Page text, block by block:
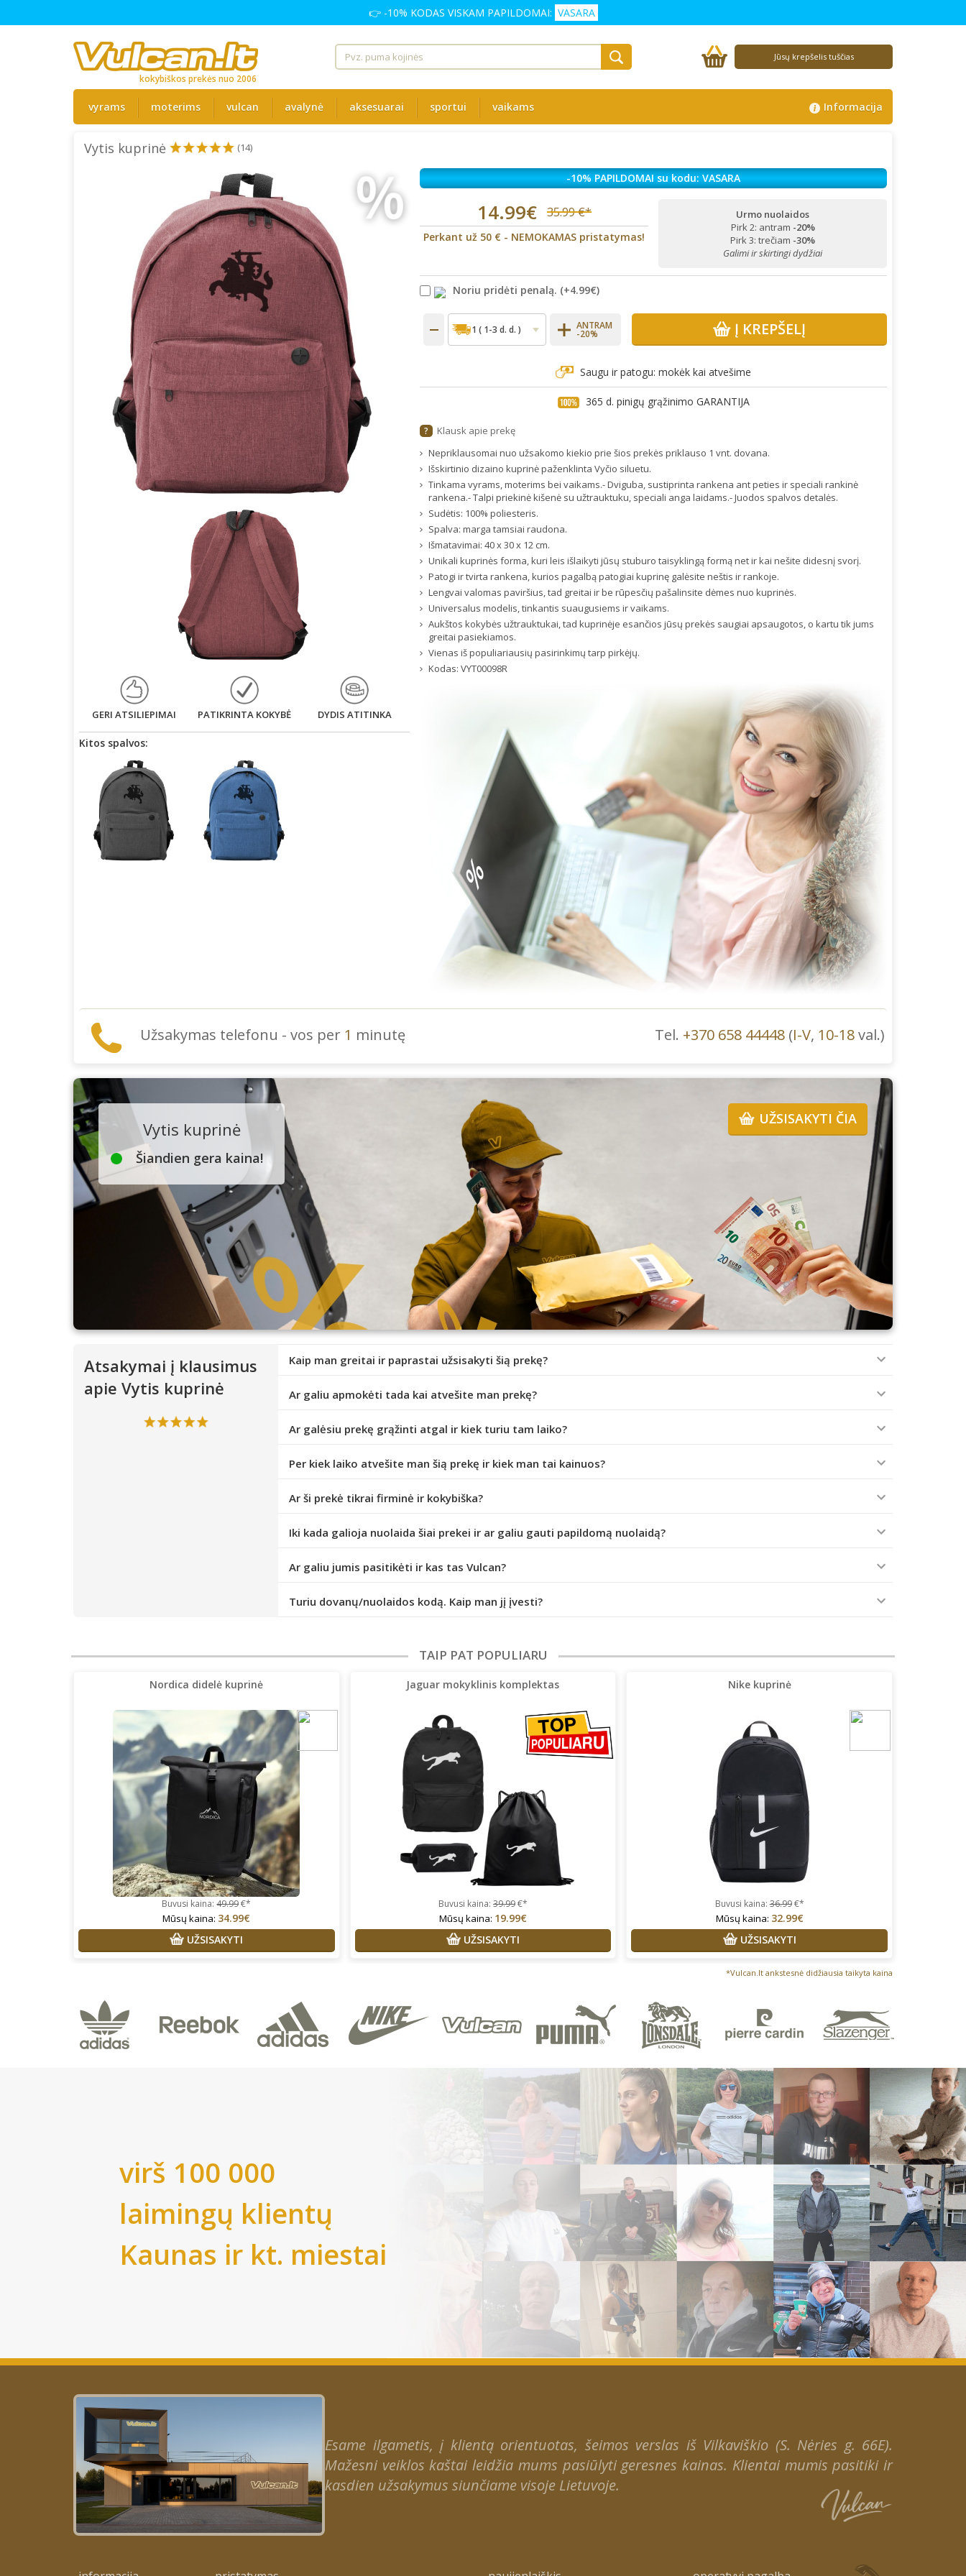
👉 -10% KODAS VISKAM PAPILDOMAI: VASARA
kokybiškos prekės nuo 2006
Jūsų krepšelis tuščias
vyrams moterims vulcan avalynė aksesuarai sportui vaikams Informacija
Vytis kuprinė (14)
%
GERI ATSILIEPIMAI PATIKRINTA KOKYBĖ DYDIS ATITINKA
Kitos spalvos:
-10% PAPILDOMAI su kodu: VASARA
14.99€ 35.99 €*
Perkant už 50 € - NEMOKAMAS pristatymas!
Urmo nuolaidos
Pirk 2: antram -20%
Pirk 3: trečiam -30%
Galimi ir skirtingi dydžiai
Noriu pridėti penalą. (+4.99€)
ANTRAM
-20% Į KREPŠELĮ
Saugu ir patogu: mokėk kai atvešime
365 d. pinigų grąžinimo GARANTIJA
?
Klausk apie prekę
Nepriklausomai nuo užsakomo kiekio prie šios prekės priklauso 1 vnt. dovana.
Išskirtinio dizaino kuprinė paženklinta Vyčio siluetu.
Tinkama vyrams, moterims bei vaikams.- Dviguba, sustiprinta rankena ant peties ir speciali rankinė
rankena.- Talpi priekinė kišenė su užtrauktuku, speciali anga laidams.- Juodos spalvos detalės.
Sudėtis: 100% poliesteris.
Spalva: marga tamsiai raudona.
Išmatavimai: 40 x 30 x 12 cm.
Unikali kuprinės forma, kuri leis išlaikyti jūsų stuburo taisyklingą formą net ir kai nešite didesnį svorį.
Patogi ir tvirta rankena, kurios pagalbą patogiai kuprinę galėsite neštis ir rankoje.
Lengvai valomas paviršius, tad greitai ir be rūpesčių pašalinsite dėmes nuo kuprinės.
Universalus modelis, tinkantis suaugusiems ir vaikams.
Aukštos kokybės užtrauktukai, tad kuprinėje esančios jūsų prekės saugiai apsaugotos, o kartu tik jums
greitai pasiekiamos.
Vienas iš populiariausių pasirinkimų tarp pirkėjų.
Kodas:VYT00098R
Užsakymas telefonu - vos per 1 minutę Tel. +370 658 44448 (I-V, 10-18val.)
Vytis kuprinė
Šiandien gera kaina!
UŽSISAKYTI ČIA
Atsakymai į klausimus
apie Vytis kuprinė
Kaip man greitai ir paprastai užsisakyti šią prekę?
Ar galiu apmokėti tada kai atvešite man prekę?
Ar galėsiu prekę grąžinti atgal ir kiek turiu tam laiko?
Per kiek laiko atvešite man šią prekę ir kiek man tai kainuos?
Ar ši prekė tikrai firminė ir kokybiška?
Iki kada galioja nuolaida šiai prekei ir ar galiu gauti papildomą nuolaidą?
Ar galiu jumis pasitikėti ir kas tas Vulcan?
Turiu dovanų/nuolaidos kodą. Kaip man jį įvesti?
TAIP PAT POPULIARU
Nordica didelė kuprinė
Buvusi kaina:49.99€*
Mūsų kaina: 34.99€
UŽSISAKYTI
Jaguar mokyklinis komplektas
Buvusi kaina: 39.99€*
Mūsų kaina: 19.99€
UŽSISAKYTI
Nike kuprinė
Buvusi kaina:36.99€*
Mūsų kaina: 32.99€
UŽSISAKYTI
*Vulcan.lt ankstesnė didžiausia taikyta kaina
virš 100 000
laimingų klientų
Kaunas ir kt. miestai
Esame ilgametis, į klientą orientuotas, šeimos verslas iš Vilkaviškio (S. Nėries g. 66E).
Mažesni veiklos kaštai leidžia mums pasiūlyti geresnes kainas. Klientai mumis pasitiki ir
kasdien užsakymus siunčiame visoje Lietuvoje.